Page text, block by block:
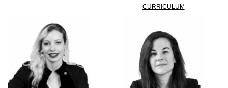
CURRICULUM